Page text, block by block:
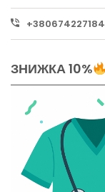
+380674227184
ЗНИЖКА 10%